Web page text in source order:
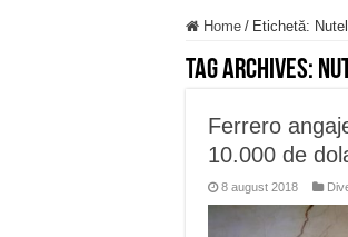
Home / Etichetă:
Tag Archives:
Ferrero
10.000 de
8 august 2018